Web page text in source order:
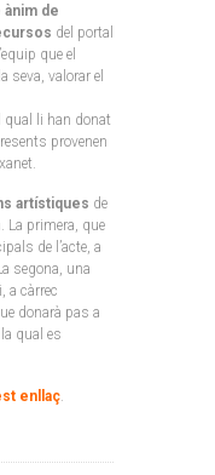
de
del portal
que el
seva, valorar el
qual li han donat
provenen
artístiques de
La primera, que
de l’acte, a
segona, una
a càrrec
donarà pas a
qual es
enllaç.